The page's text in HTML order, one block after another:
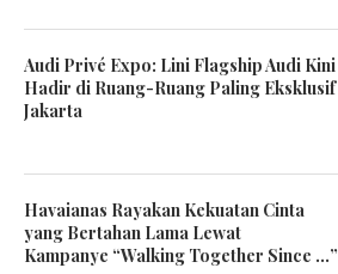
Audi Privé Expo: Lini Flagship Audi Kini
Hadir di Ruang-Ruang Paling Eksklusif
Jakarta
Havaianas Rayakan Kekuatan Cinta
yang Bertahan Lama Lewat
Kampanye “Walking Together Since …”